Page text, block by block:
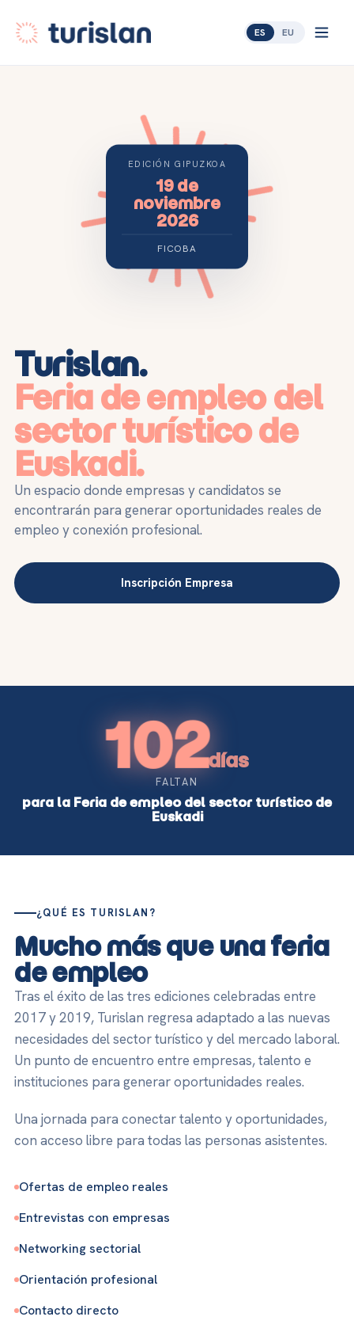
ES EU
Turislan.
Feria de empleo del
sector turístico de
Euskadi.
Un espacio donde empresas y candidatos se
encontrarán para generar oportunidades reales de
empleo y conexión profesional.
Inscripción Empresa
EDICIÓN GIPUZKOA
19 de
noviembre
2026
FICOBA
102días
FALTAN
para la Feria de empleo del sector turístico de
Euskadi
¿QUÉ ES TURISLAN?
Mucho más que una feria
de empleo
Tras el éxito de las tres ediciones celebradas entre
2017 y 2019, Turislan regresa adaptado a las nuevas
necesidades del sector turístico y del mercado laboral.
Un punto de encuentro entre empresas, talento e
instituciones para generar oportunidades reales.
Una jornada para conectar talento y oportunidades,
con acceso libre para todas las personas asistentes.
Ofertas de empleo reales
Entrevistas con empresas
Networking sectorial
Orientación profesional
Contacto directo